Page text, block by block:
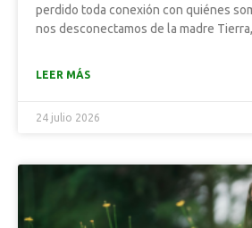
perdido toda conexión con quiénes
nos desconectamos de la madre
LEER MÁS
24 julio 2026